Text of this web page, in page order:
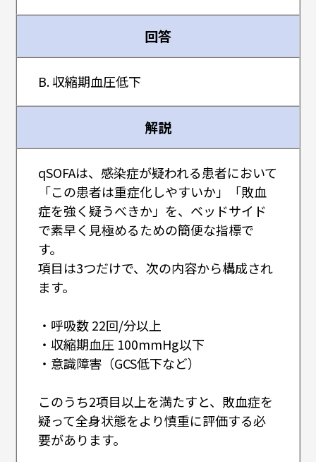
回答
B. 収縮期血圧低下
解説
qSOFAは、感染症が疑われる患者において
「この患者は重症化しやすいか」「敗血
症を強く疑うべきか」を、ベッドサイド
で素早く見極めるための簡便な指標で
す。
項目は3つだけで、次の内容から構成され
ます。
・呼吸数 22回/分以上
・収縮期血圧 100mmHg以下
・意識障害（GCS低下など）
このうち2項目以上を満たすと、敗血症を
疑って全身状態をより慎重に評価する必
要があります。